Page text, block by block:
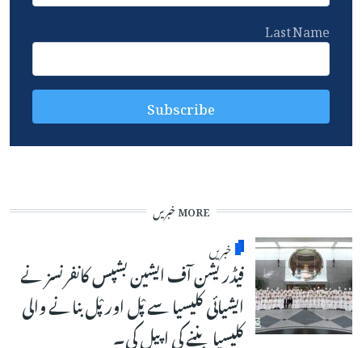
Last Name
MORE خبریں
خبریں
فیڈریشن آف ایشین بشپس کانفرنسز نے
ایشیائی کلیسیا سے پْل اور پْل بنانے والی
کلیسیا بننے کی اپیل کی۔